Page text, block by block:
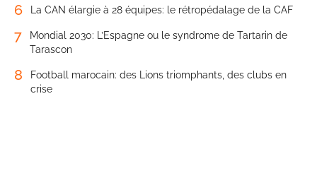
6 La CAN élargie à 28 équipes: le rétropédalage de la CAF
7
Mondial 2030: L’Espagne ou le syndrome de Tartarin de
Tarascon
8
Football marocain: des Lions triomphants, des clubs en
crise